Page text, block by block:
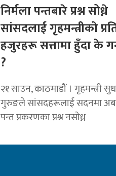
निर्मला पन्तबारे प्रश्न सोध्ने
सांसदलाई गृहमन्त्रीको
हजुरहरू सत्तामा हुँदा के
?
२१ साउन, काठमाडौं । गृहमन्त्री
गुरुङले सांसदहरूलाई सदनमा अब
पन्त प्रकरणका प्रश्न नसोध्न